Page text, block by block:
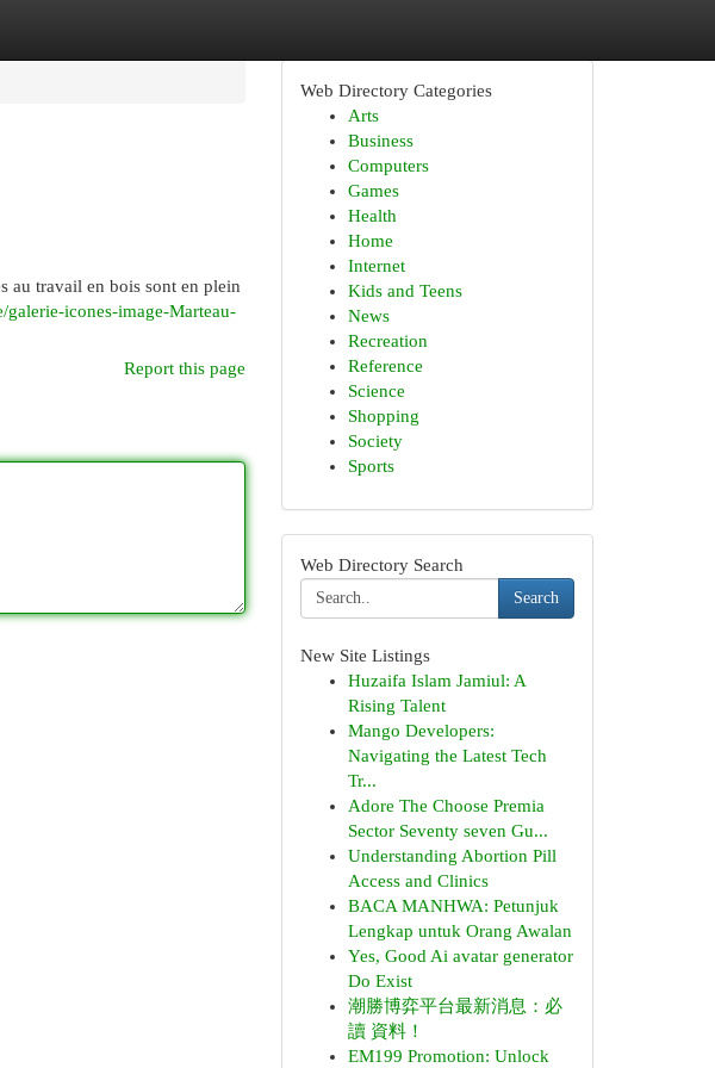
au travail en bois sont en plein
icones-image-Marteau-
Report this page
Web Directory Categories
Arts
Business
Computers
Games
Health
Home
Internet
Kids and Teens
News
Recreation
Reference
Science
Shopping
Society
Sports
Web Directory Search
Search
New Site Listings
Huzaifa Islam Jamiul: A
Rising Talent
Mango Developers:
Navigating the Latest Tech
Tr...
Adore The Choose Premia
Sector Seventy seven Gu...
Understanding Abortion Pill
Access and Clinics
BACA MANHWA: Petunjuk
Lengkap untuk Orang Awalan
Yes, Good Ai avatar generator
Do Exist
潮勝博弈平台最新消息：必
讀 資料！
EM199 Promotion: Unlock